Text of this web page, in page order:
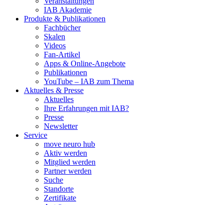
IAB Akademie
Produkte & Publikationen
Fachbücher
Skalen
Videos
Fan-Artikel
Apps & Online-Angebote
Publikationen
YouTube – IAB zum Thema
Aktuelles & Presse
Aktuelles
Ihre Erfahrungen mit IAB?
Presse
Newsletter
Service
move neuro hub
Aktiv werden
Mitglied werden
Partner werden
Suche
Standorte
Zertifikate